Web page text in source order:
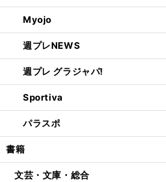
Myojo
週プレNEWS
週プレ グラジャパ!
Sportiva
パラスポ
書籍
文芸・文庫・総合